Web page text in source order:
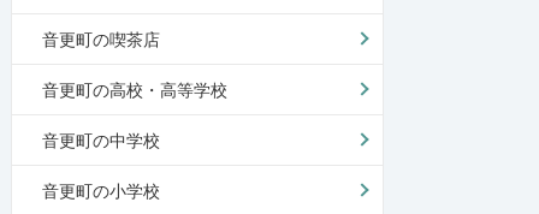
音更町の喫茶店
音更町の高校・高等学校
音更町の中学校
音更町の小学校